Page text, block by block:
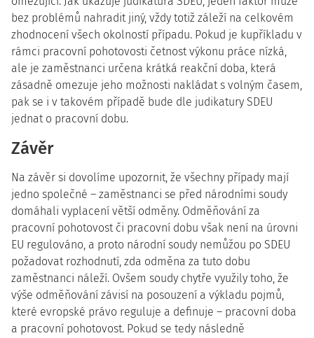
bez problémů nahradit jiný, vždy totiž záleží na celkovém
zhodnocení všech okolností případu. Pokud je kupříkladu v
rámci pracovní pohotovosti četnost výkonu práce nízká,
ale je zaměstnanci určena krátká reakční doba, která
zásadně omezuje jeho možnosti nakládat s volným časem,
pak se i v takovém případě bude dle judikatury SDEU
jednat o pracovní dobu.
Závěr
Na závěr si dovolíme upozornit, že všechny případy mají
jedno společné – zaměstnanci se před národními soudy
domáhali vyplacení větší odměny. Odměňování za
pracovní pohotovost či pracovní dobu však není na úrovni
EU regulováno, a proto národní soudy nemůžou po SDEU
požadovat rozhodnutí, zda odměna za tuto dobu
zaměstnanci náleží. Ovšem soudy chytře využily toho, že
výše odměňování závisí na posouzení a výkladu pojmů,
které evropské právo reguluje a definuje – pracovní doba
a pracovní pohotovost. Pokud se tedy následně